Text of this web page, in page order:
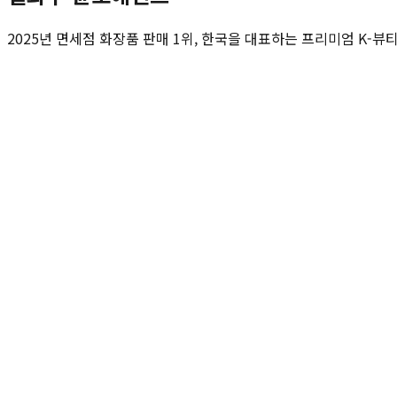
2025년 면세점 화장품 판매 1위, 한국을 대표하는 프리미엄 K-뷰